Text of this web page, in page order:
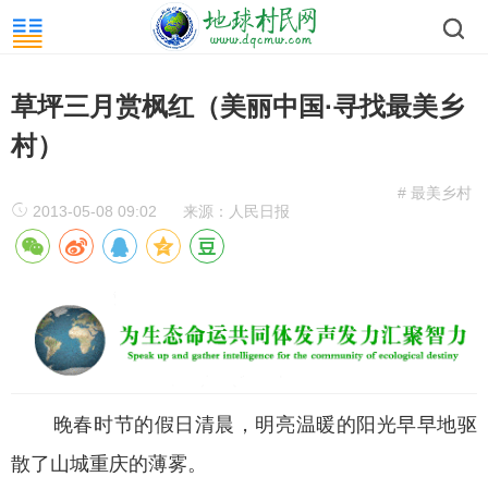
草坪三月赏枫红（美丽中国·寻找最美乡
村）
# 最美乡村
2013-05-08 09:02
来源：人民日报
晚春时节的假日清晨，明亮温暖的阳光早早地驱
散了山城重庆的薄雾。